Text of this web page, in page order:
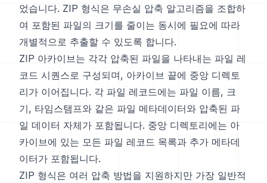
었습니다. ZIP 형식은 무손실 압축 알고리즘을 조합하
여 포함된 파일의 크기를 줄이는 동시에 필요에 따라
개별적으로 추출할 수 있도록 합니다.
ZIP 아카이브는 각각 압축된 파일을 나타내는 파일 레
코드 시퀀스로 구성되며, 아카이브 끝에 중앙 디렉토
리가 이어집니다. 각 파일 레코드에는 파일 이름, 크
기, 타임스탬프와 같은 파일 메타데이터와 압축된 파
일 데이터 자체가 포함됩니다. 중앙 디렉토리에는 아
카이브에 있는 모든 파일 레코드 목록과 추가 메타데
이터가 포함됩니다.
ZIP 형식은 여러 압축 방법을 지원하지만 가장 일반적